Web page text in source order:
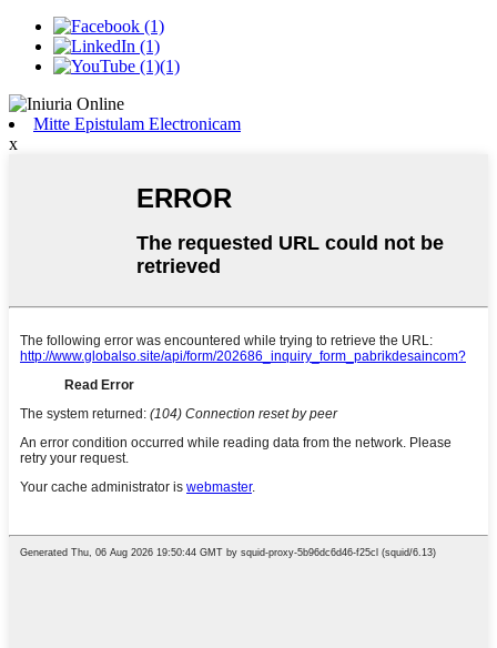
Mitte Epistulam Electronicam
x